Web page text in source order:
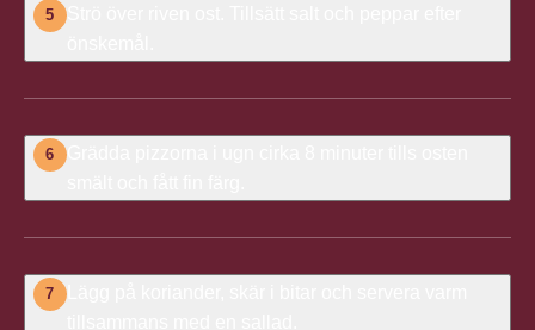
5
Strö över riven ost. Tillsätt salt och peppar efter
6
Grädda pizzorna i ugn cirka 8 minuter tills osten
7
Lägg på koriander, skär i bitar och servera varm